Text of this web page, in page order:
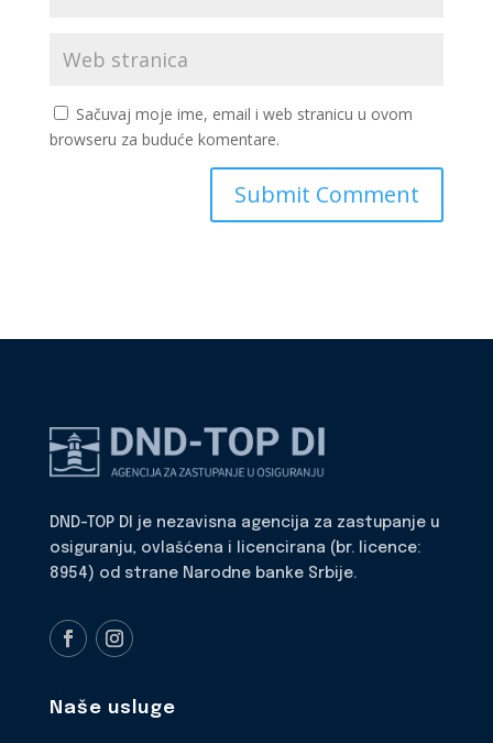
Sačuvaj moje ime, email i web stranicu u ovom
browseru za buduće komentare.
DND-TOP DI je nezavisna agencija za zastupanje u
osiguranju, ovlašćena i licencirana (br. licence:
8954) od strane Narodne banke Srbije.
Naše usluge